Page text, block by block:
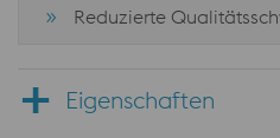
Reduzierte
Eigenschaften